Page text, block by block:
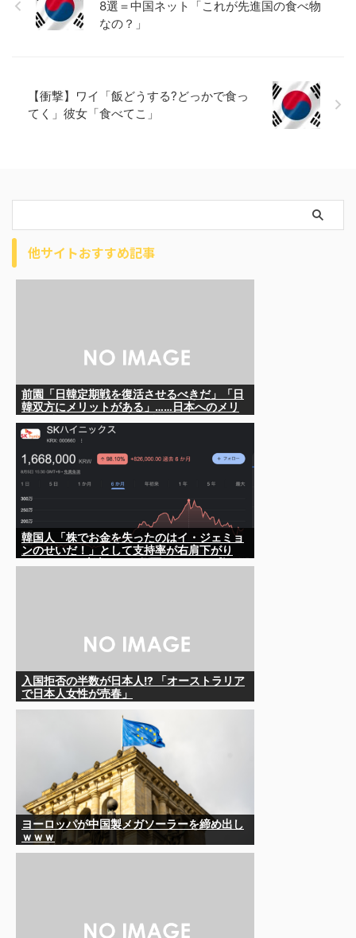
8選＝中国ネット「これが先進国の食べ物
なの？」
【衝撃】ワイ「飯どうする?どっかで食っ
てく」彼女「食べてこ」
他サイトおすすめ記事
前園「日韓定期戦を復活させるべきだ」「日
韓双方にメリットがある」……日本へのメリ
韓国人「株でお金を失ったのはイ・ジェミョ
ンのせいだ！」として支持率が右肩下がり
入国拒否の半数が日本人!? 「オーストラリア
で日本人女性が売春」
ヨーロッパが中国製メガソーラーを締め出し
ｗｗｗ